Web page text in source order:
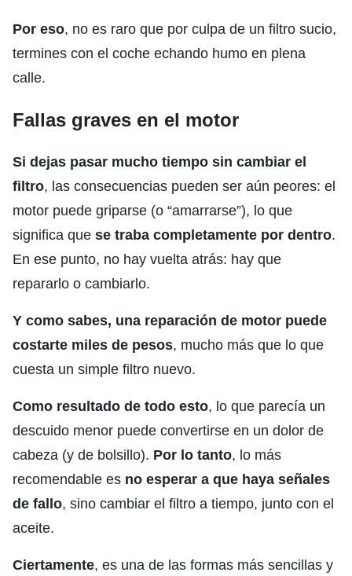
Por eso, no es raro que por culpa de un filtro sucio,
termines con el coche echando humo en plena
calle.
Fallas graves en el motor
Si dejas pasar mucho tiempo sin cambiar el
filtro, las consecuencias pueden ser aún peores: el
motor puede griparse (o “amarrarse”), lo que
significa que se traba completamente por dentro.
En ese punto, no hay vuelta atrás: hay que
repararlo o cambiarlo.
Y como sabes, una reparación de motor puede
costarte miles de pesos, mucho más que lo que
cuesta un simple filtro nuevo.
Como resultado de todo esto, lo que parecía un
descuido menor puede convertirse en un dolor de
cabeza (y de bolsillo). Por lo tanto, lo más
recomendable es no esperar a que haya señales
de fallo, sino cambiar el filtro a tiempo, junto con el
aceite.
Ciertamente, es una de las formas más sencillas y